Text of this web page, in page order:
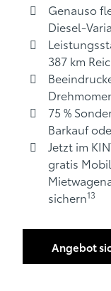
Genauso
Diesel-
387 km
75 %
Barkauf
Jetzt im
gratis
sichern13
Angebot